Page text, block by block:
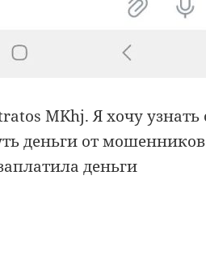
MKhj. Я хочу
деньги от
деньги